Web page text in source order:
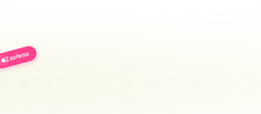
Zavřeno